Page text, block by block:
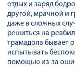
отдых и заряд
другой, мрачной и
даже в сложных
решиться на
трамадола бывает
испытывать
помощью из-за